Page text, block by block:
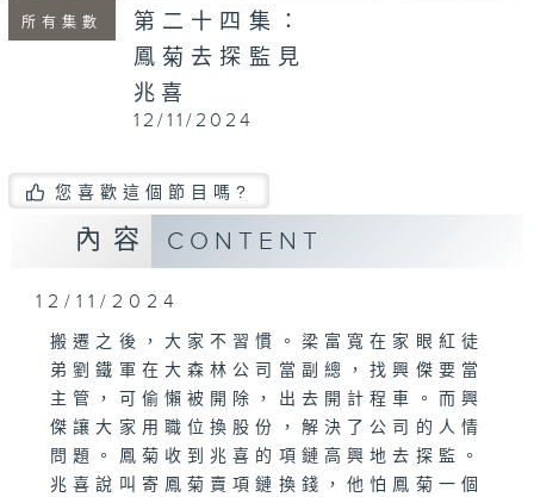
所有集數
第二十四集：
鳳菊去探監見
兆喜
12/11/2024
您喜歡這個節目嗎?
內容 CONTENT
12/11/2024
搬遷之後，大家不習慣。梁富寬在家眼紅徒
弟劉鐵軍在大森林公司當副總，找興傑要當
主管，可偷懶被開除，出去開計程車。而興
傑讓大家用職位換股份，解決了公司的人情
問題。鳳菊收到兆喜的項鏈高興地去探監。
兆喜說叫寄鳳菊賣項鏈換錢，他怕鳳菊一個